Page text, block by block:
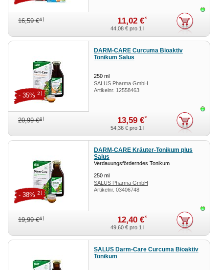
16,59 €4) 11,02 €*
44,08 €pro 1 l
DARM-CARE Curcuma Bioaktiv
Tonikum Salus
250 ml
SALUS Pharma GmbH
Artikelnr. 12558463
20,99 €4) 13,59 €*
- 35%2)
54,36 €pro 1 l
DARM-CARE Kräuter-Tonikum plus
Salus
Verdauungsförderndes Tonikum
250 ml
SALUS Pharma GmbH
Artikelnr. 03406748
19,99 €4) 12,40 €*
- 38%2)
49,60 €pro 1 l
SALUS Darm-Care Curcuma Bioaktiv
Tonikum